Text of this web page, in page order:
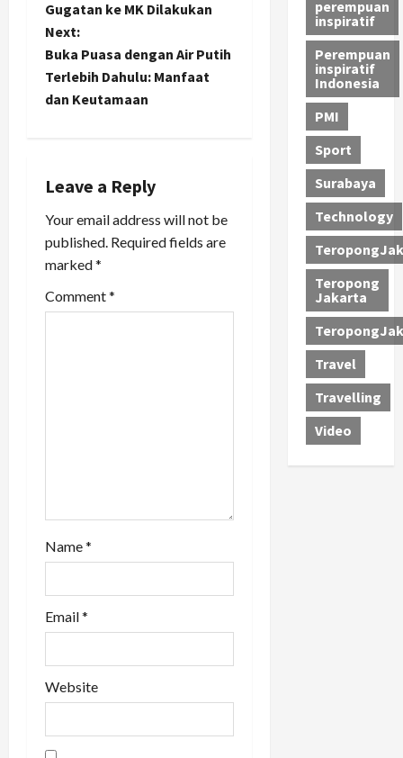
s
t
n
v
i
g
a
Gugatan ke MK Dilakukan
Next:
Buka Puasa dengan Air Putih
Terlebih Dahulu: Manfaat
dan Keutamaan
Leave a Reply
Your email address will not be
published. Required fields are
marked*
Comment*
Name*
Email*
Website
perempuan
inspiratif
Perempuan
inspiratif
Indonesia
PMI
Sport
Surabaya
Technology
Teropong
Jakarta
Travel
Travelling
Video